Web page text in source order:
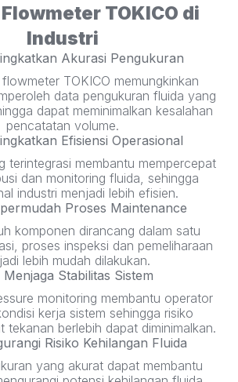
TOKICO di
Industri
Akurasi Pengukuran
TOKICO memungkinkan
data pengukuran fluida yang
dapat meminimalkan kesalahan
pencatatan volume.
Efisiensi Operasional
terintegrasi membantu mempercepat
dan monitoring fluida, sehingga
industri menjadi lebih efisien.
Proses Maintenance
komponen dirancang dalam satu
proses inspeksi dan pemeliharaan
lebih mudah dilakukan.
Menjaga Stabilitas Sistem
monitoring membantu operator
kerja sistem sehingga risiko
tekanan berlebih dapat diminimalkan.
Risiko Kehilangan Fluida
yang akurat dapat membantu